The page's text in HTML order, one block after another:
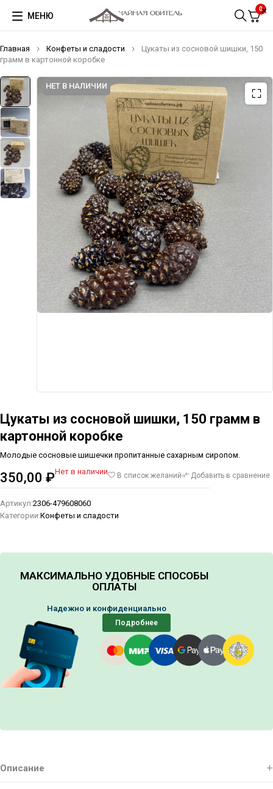
МЕНЮ
0
Главная Конфеты и сладости
Цукаты из сосновой шишки, 150
грамм в картонной коробке
НЕТ В НАЛИЧИИ
Цукаты из сосновой шишки, 150 грамм в
картонной коробке
Молодые сосновые шишечки пропитанные сахарным сиропом.
350,00 ₽Нет в наличии В список желаний Добавить в сравнение
Артикул:2306-479608060
Категории:Конфеты и сладости
МАКСИМАЛЬНО УДОБНЫЕ СПОСОБЫ
ОПЛАТЫ
Надежно и конфиденциально
Подробнее
Описание